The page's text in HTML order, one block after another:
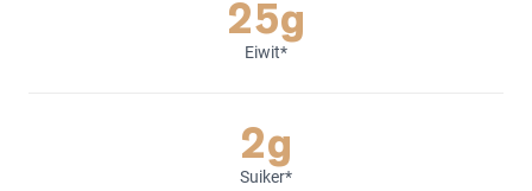
25g
Eiwit*
2g
Suiker*